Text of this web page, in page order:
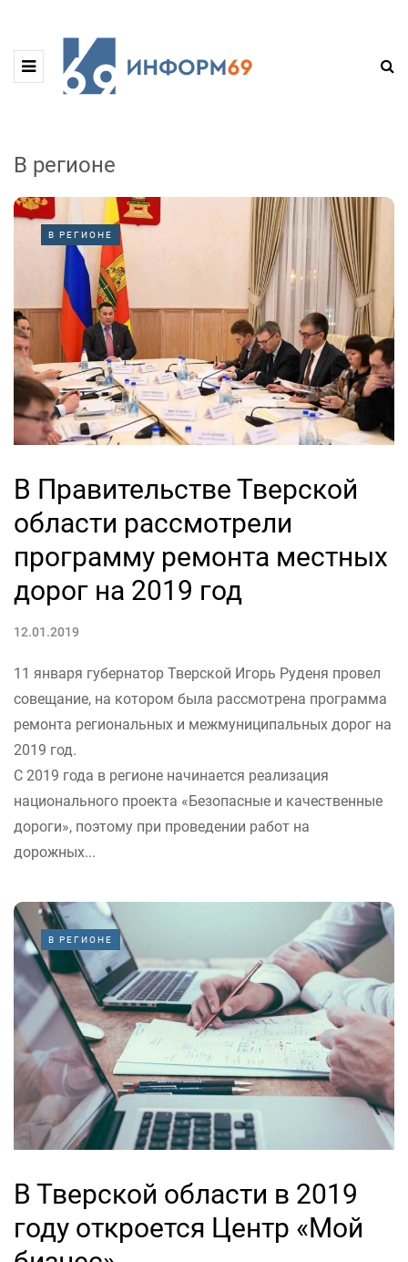
В регионе
В РЕГИОНЕ
В Правительстве Тверской
области рассмотрели
программу ремонта местных
дорог на 2019 год
12.01.2019
11 января губернатор Тверской Игорь Руденя провел
совещание, на котором была рассмотрена программа
ремонта региональных и межмуниципальных дорог на
2019 год.
С 2019 года в регионе начинается реализация
национального проекта «Безопасные и качественные
дороги», поэтому при проведении работ на
дорожных...
В РЕГИОНЕ
В Тверской области в 2019
году откроется Центр «Мой